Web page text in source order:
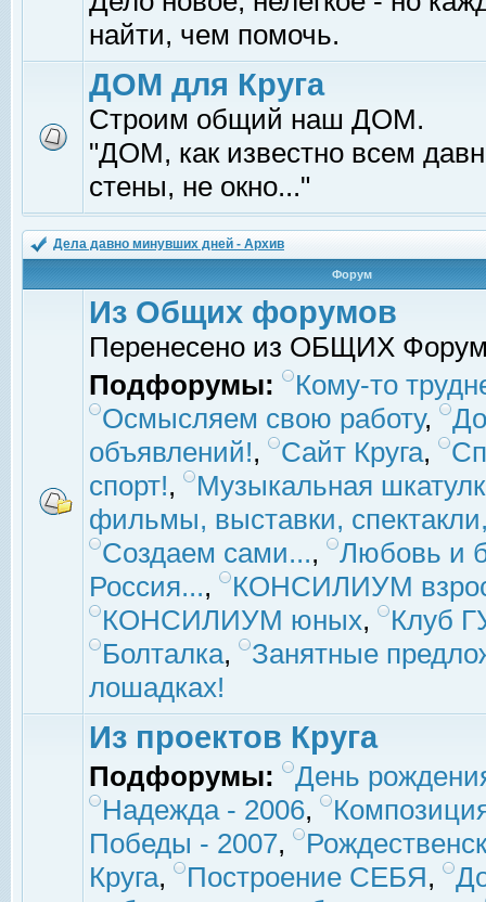
найти, чем помочь.
ДОМ для Круга
Строим общий наш ДОМ.
"ДОМ, как известно всем
стены, не окно..."
Дела давно минувших дней - Архив
Форум
Из Общих форумов
Перенесено из ОБЩИХ
Подфорумы:
Кому-то
Осмысляем свою работу,
объявлений!, Сайт Круга,
спорт!,
Музыкальная
фильмы, выставки,
Создаем сами...,
Любовь и
Россия...,
КОНСИЛИУМ
КОНСИЛИУМ юных,
Клуб
Болталка,
Занятные
лошадках!
Из проектов Круга
Подфорумы:
День
Надежда - 2006,
Победы - 2007,
Круга, Построение СЕБЯ,